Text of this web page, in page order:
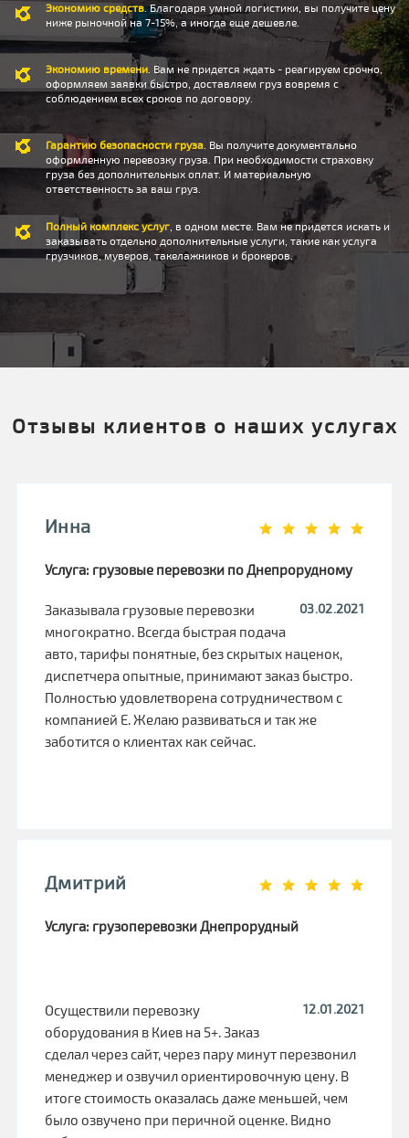
Экономию средств. Благодаря умной логистики, вы получите цену
ниже рыночной на 7-15%, а иногда еще дешевле.
Экономию времени . Вам не придется ждать - реагируем срочно,
оформляем заявки быстро, доставляем груз вовремя с
соблюдением всех сроков по договору.
Гарантию безопасности груза . Вы получите документально
оформленную перевозку груза. При необходимости страховку
груза без дополнительных оплат. И материальную
ответственность за ваш груз.
Полный комплекс услуг , в одном месте. Вам не придется искать и
заказывать отдельно дополнительные услуги, такие как услуга
грузчиков, муверов, такелажников и брокеров.
Отзывы клиентов о наших услугах
Инна
Услуга: грузовые перевозки по Днепрорудному
03.02.2021
Заказывала грузовые перевозки
многократно. Всегда быстрая подача
авто, тарифы понятные, без скрытых наценок,
диспетчера опытные, принимают заказ быстро.
Полностью удовлетворена сотрудничеством с
компанией Е. Желаю развиваться и так же
заботится о клиентах как сейчас.
Дмитрий
Услуга: грузоперевозки Днепрорудный
12.01.2021
Осуществили перевозку
оборудования в Киев на 5+. Заказ
сделал через сайт, через пару минут перезвонил
менеджер и озвучил ориентировочную цену. В
итоге стоимость оказалась даже меньшей, чем
было озвучено при перичной оценке. Видно